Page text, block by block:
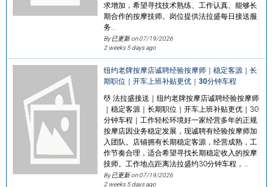
求增加，希望寻找技术熟练、工作认真、能够长
期合作的按摩技师。岗位提供法拉盛每日接送服
务…
By 已更新 on07/19/2026
2 weeks 5 days ago
纽约老牌按摩店诚聘经验按摩师｜稳定客源｜长
期职位｜开车上班补贴更优｜30分钟车程
💆 法拉盛接送｜纽约老牌按摩店诚聘经验按摩师
｜稳定客源｜长期职位｜开车上班补贴更优｜30
分钟车程｜工作轻松环境好一家经营多年的正规
按摩店因业务稳定发展，现诚聘有经验按摩师加
入团队。店铺拥有长期稳定客源，经营成熟，工
作节奏合理，适合希望寻找长期稳定收入的按摩
技师。工作地点距离法拉盛约30分钟车程，…
By 已更新 on07/19/2026
2 weeks 5 days ago